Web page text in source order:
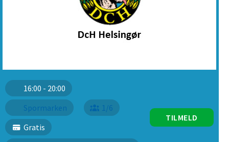
16:00 - 20:00
Spormarken
1/6
Gratis
TILMELD